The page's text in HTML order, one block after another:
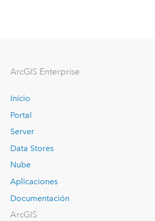
ArcGIS Enterprise
Inicio
Portal
Server
Data Stores
Nube
Aplicaciones
Documentación
ArcGIS